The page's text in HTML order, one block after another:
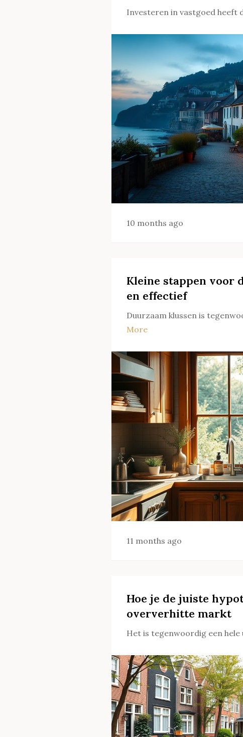
Investeren in vastgoed heeft
10 months ago
Kleine stappen voor
en effectief
Duurzaam klussen is
More
11 months ago
Hoe je de juiste
oververhitte markt
Het is tegenwoordig een